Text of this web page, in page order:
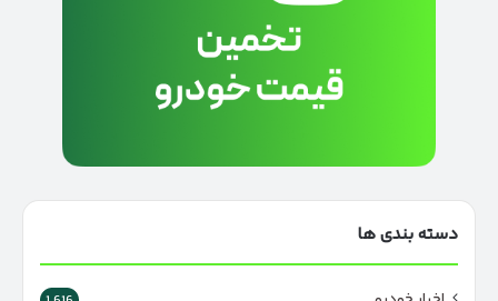
دسته بندی ها